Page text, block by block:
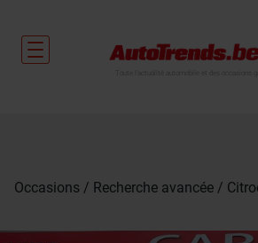
Occasions Recherche avancée